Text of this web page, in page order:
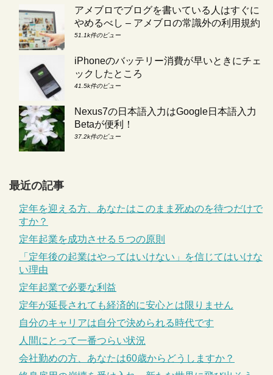
アメブロでブログを書いている人はすぐに
やめるべし – アメブロの常識外の利用規約
51.1k件のビュー
iPhoneのバッテリー消費が早いときにチェ
ックしたところ
41.5k件のビュー
Nexus7の日本語入力はGoogle日本語入力
Betaが便利！
37.2k件のビュー
最近の記事
定年を迎える方、あなたはこのまま死ぬのを待つだけで
すか？
定年起業を成功させる５つの原則
「定年後の起業はやってはいけない」を信じてはいけな
い理由
定年起業で必要な利益
定年が延長されても経済的に安心とは限りません
自分のキャリアは自分で決められる時代です
人間にとって一番つらい状況
会社勤めの方、あなたは60歳からどうしますか？